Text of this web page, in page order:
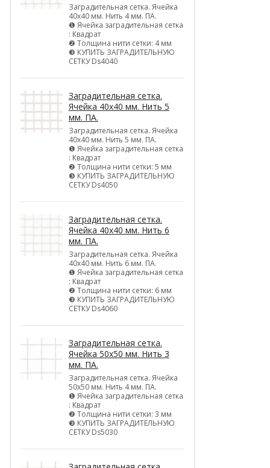
Заградительная сетка. Ячейка
40х40 мм. Нить 4 мм. ПА.
❶ Ячейка заградительная сетка
: Квадрат
❷ Толщина нити сетки: 4 мм
❸ КУПИТЬ ЗАГРАДИТЕЛЬНУЮ
СЕТКУ Ds4040
Заградительная сетка.
Ячейка 40х40 мм. Нить 5
мм. ПА.
Заградительная сетка. Ячейка
40х40 мм. Нить 5 мм. ПА.
❶ Ячейка заградительная сетка
: Квадрат
❷ Толщина нити сетки: 5 мм
❸ КУПИТЬ ЗАГРАДИТЕЛЬНУЮ
СЕТКУ Ds4050
Заградительная сетка.
Ячейка 40х40 мм. Нить 6
мм. ПА.
Заградительная сетка. Ячейка
40х40 мм. Нить 6 мм. ПА.
❶ Ячейка заградительная сетка
: Квадрат
❷ Толщина нити сетки: 6 мм
❸ КУПИТЬ ЗАГРАДИТЕЛЬНУЮ
СЕТКУ Ds4060
Заградительная сетка.
Ячейка 50х50 мм. Нить 3
мм. ПА.
Заградительная сетка. Ячейка
50х50 мм. Нить 4 мм. ПА.
❶ Ячейка заградительная сетка
: Квадрат
❷ Толщина нити сетки: 3 мм
❸ КУПИТЬ ЗАГРАДИТЕЛЬНУЮ
СЕТКУ Ds5030